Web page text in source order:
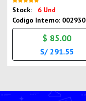
Stock:
6 Und
Codigo Interno: 002930
$ 85.00
S/ 291.55